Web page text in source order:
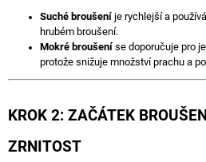
Suché broušení je rychlejší a
hrubém broušení.
Mokré broušení se doporučuje pro
protože snižuje množství prachu a
KROK 2: ZAČÁTEK
ZRNITOST